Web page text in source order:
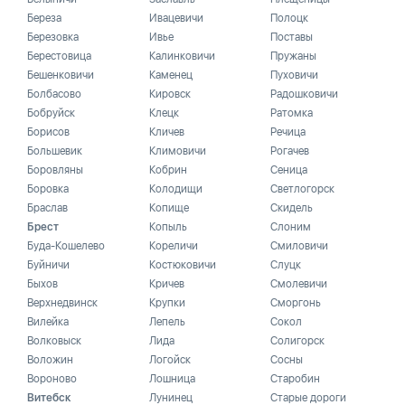
Береза
Березовка
Берестовица
Бешенковичи
Болбасово
Бобруйск
Борисов
Большевик
Боровляны
Боровка
Браслав
Брест
Буда-Кошелево
Буйничи
Быхов
Верхнедвинск
Вилейка
Волковыск
Воложин
Вороново
Витебск
Ивацевичи
Ивье
Калинковичи
Каменец
Кировск
Клецк
Кличев
Климовичи
Кобрин
Колодищи
Копище
Копыль
Кореличи
Костюковичи
Кричев
Крупки
Лепель
Лида
Логойск
Лошница
Лунинец
Полоцк
Поставы
Пружаны
Пуховичи
Радошковичи
Ратомка
Речица
Рогачев
Сеница
Светлогорск
Скидель
Слоним
Смиловичи
Слуцк
Смолевичи
Сморгонь
Сокол
Солигорск
Сосны
Старобин
Старые дороги